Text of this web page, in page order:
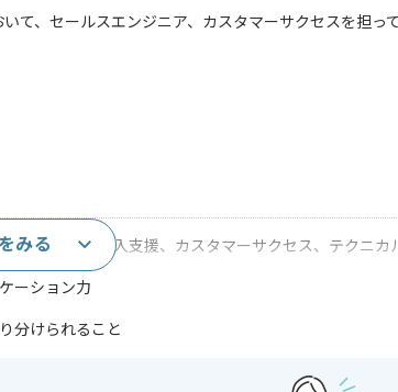
て、セールスエンジニア、カスタマーサクセスを担っ
エンジニア、導入支援、カスタマーサクセス、テクニカ
ーション力
分けられること
みる